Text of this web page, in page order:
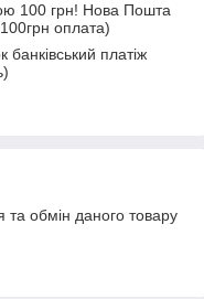
100 грн! Нова Пошта
оплата)
платіж
обмін даного товару